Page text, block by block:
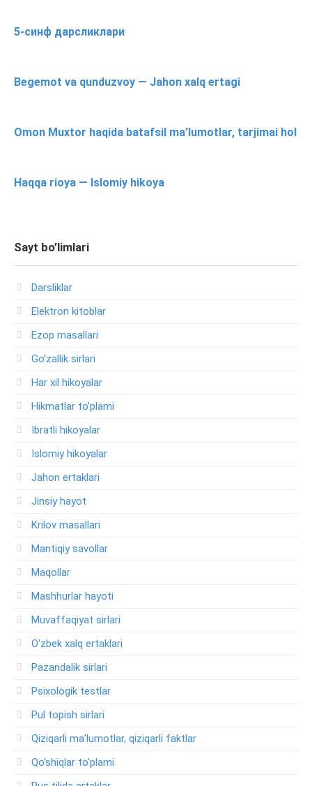
5-синф дарсликлари
Begemot va qunduzvoy — Jahon xalq ertagi
Omon Muxtor haqida batafsil ma’lumotlar, tarjimai hol
Haqqa rioya — Islomiy hikoya
Sayt bo’limlari
Darsliklar
Elektron kitoblar
Ezop masallari
Go'zallik sirlari
Har xil hikoyalar
Hikmatlar to'plami
Ibratli hikoyalar
Islomiy hikoyalar
Jahon ertaklari
Jinsiy hayot
Krilov masallari
Mantiqiy savollar
Maqollar
Mashhurlar hayoti
Muvaffaqiyat sirlari
O'zbek xalq ertaklari
Pazandalik sirlari
Psixologik testlar
Pul topish sirlari
Qiziqarli ma’lumotlar, qiziqarli faktlar
Qo'shiqlar to'plami